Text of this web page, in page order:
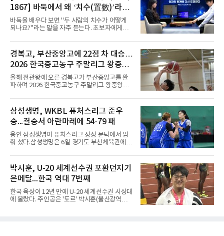
(FIVB) U-17 여자 세계선수권대회 조별리그 D조
1차전에서 푸에르토리코를 3-1(25-10 25-23
19-25 26-24)로 이겼다.승리의 중심에는 '리틀
김연경'으로 불리는 아웃사이드 히터 손서연(선
다. 장수인이 11점, 최민주가 8점, 어민서가 7점
으로 힘을 보탰다.승점 3을 챙긴 한
1867] 바둑에서 왜 ‘치수(置數)’라고
말할까
바둑을 배우다 보면 "두 사람의 치수가 어떻게
되나요?"라는 말을 자주 듣는다. 초보자에게는
'둘 치(置)'와 '셀 수(數)'를 쓴다. '돌을 놓는 수'라
는 의미이다. 두 사람이 대등하게 승부할 수 있도
록 약한 쪽에게 미리 흑돌을 놓아주는 개수를 가
리킨다. 오늘날의 접바둑에서 말하는 '두 점', '세
점'이 바로 치수다. (본 코너 1844회 ‘왜 '접바
둑'이라 말할까’ 참조)일본어에서도 같은 한자를
사용한다. 일본에서는 ‘置き石(오키이시, 놓는
우)’라는 용례도 문헌에서 확인된다. 다만 현대
일본
경복고, 부산중앙고에 22점 차 대승…
2026 한국중고농구 주말리그 왕중왕
전 첫 승 신고
올해 전관왕에 오른 경복고가 부산중앙고를 완
파하며 2026 한국중고농구 주말리그 왕중왕전
해남 우슬체육관에서 열린 대회 남고부 예선리
그 H조 1차전에서 부산중앙고를 98-76으로 제
압했다. 박지오가 26점, 김호원이 22점, 정우진
이 19점을 올리는 등 삼각편대의 고른 활약이 승
리를 이끌었다.경복고는 경기 초반부터 박지오
와 김호원의 내·외곽포가 고르게 터지며 주도권
을 잡았다. 전반을 40-34로 앞선 경복고는 후반
다.B조에서는 용산고가 안양고를 98-71로 꺾고
대회 2연승을 달렸다.한편 남중
삼성생명, WKBL 퓨처스리그 준우
승...결승서 아란마레에 54-79 패
용인 삼성생명이 퓨처스리그 정상 문턱에서 멈
춰 섰다.삼성생명은 6일 경기도 부천체육관에서
서 일본여자프로농구 2부 리그 아란마레에 54-
79로 졌다. 이다연이 14점을 넣었으나 20점 9리
바운드를 기록한 바이 쿰바 디야산을 앞세운 상
대를 넘지 못했다.이번 대회에 처음 출전한 아란
마레는 조별리그부터 결승까지 6전 전승을 거뒀
고, 디야산이 최우수선수(MVP)로 뽑혔다.
박시훈, U-20 세계선수권 포환던지기
은메달...한국 역대 7번째
한국 육상이 12년 만에 U-20 세계선수권 시상대
에 올랐다. 주인공은 '토르' 박시훈(울산광역시)